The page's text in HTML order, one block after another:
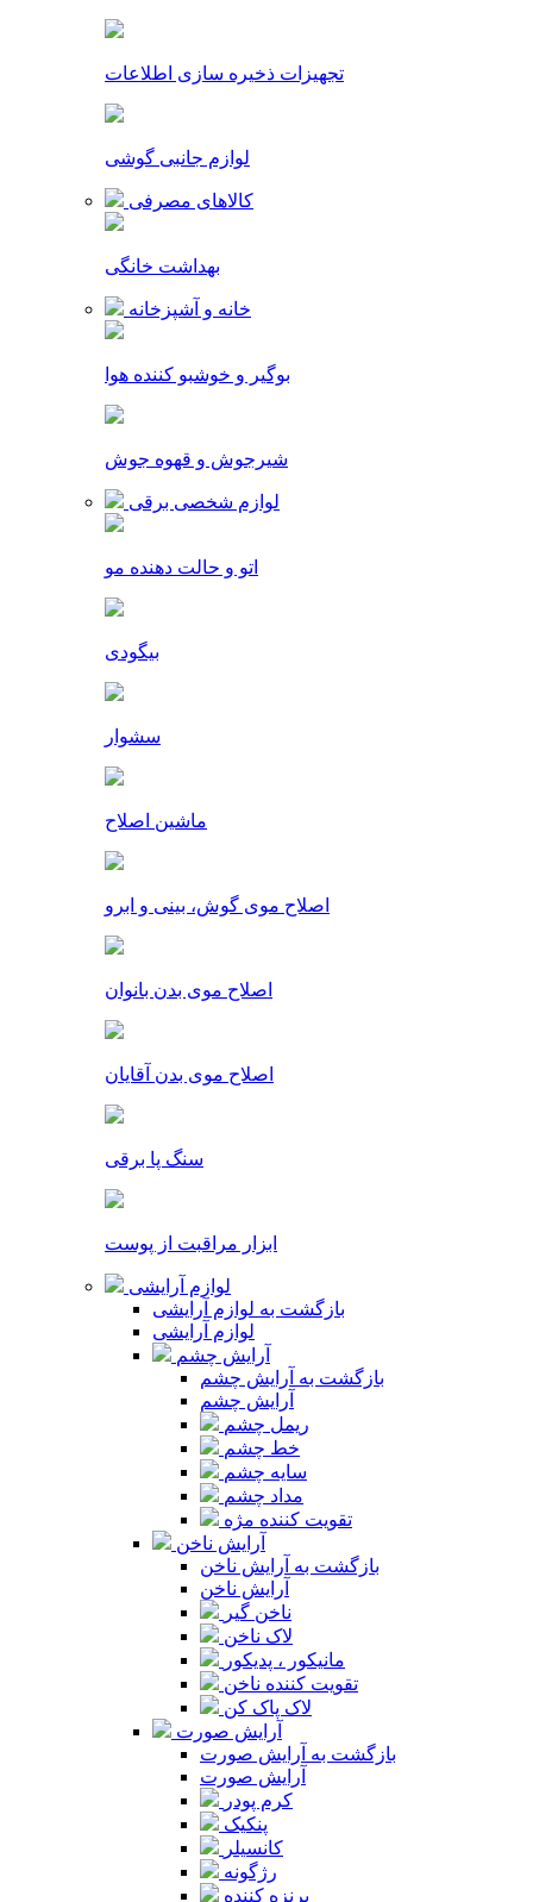
تجهیزات ذخیره سازی اطلاعات
لوازم جانبی گوشی
کالاهای مصرفی
بهداشت خانگی
خانه و آشپزخانه
بوگیر و خوشبو کننده هوا
شیرجوش و قهوه جوش
لوازم شخصی برقی
اتو و حالت دهنده مو
بیگودی
سشوار
ماشین اصلاح
اصلاح موی گوش، بینی و ابرو
اصلاح موی بدن بانوان
اصلاح موی بدن آقایان
سنگ پا برقی
ابزار مراقبت از پوست
لوازم آرایشی
بازگشت به لوازم آرایشی
لوازم آرایشی
آرایش چشم
بازگشت به آرایش چشم
آرایش چشم
ریمل چشم
خط چشم
سایه چشم
مداد چشم
تقویت کننده مژه
آرایش ناخن
بازگشت به آرایش ناخن
آرایش ناخن
ناخن گیر
لاک ناخن
مانیکور ، پدیکور
تقویت کننده ناخن
لاک پاک کن
آرایش صورت
بازگشت به آرایش صورت
آرایش صورت
کرم پودر
پنکیک
کانسیلر
رژگونه
برنزه کننده